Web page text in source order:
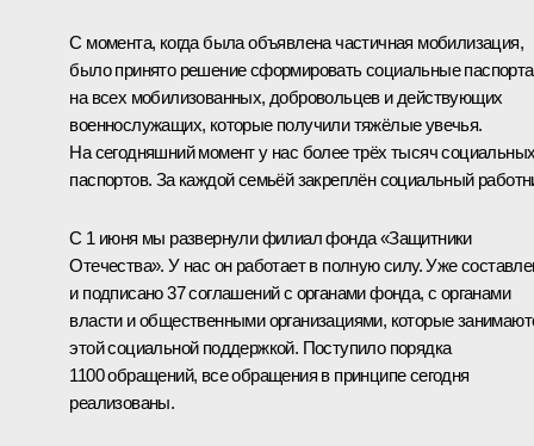
С момента, когда была объявлена частичная мобилизация,
было принято решение сформировать социальные паспорта
на всех мобилизованных, добровольцев и действующих
военнослужащих, которые получили тяжёлые увечья.
На сегодняшний момент у нас более трёх тысяч
паспортов. За каждой семьёй закреплён социальный
С 1 июня мы развернули филиал фонда «Защитники
Отечества». У нас он работает в полную силу. Уже
и подписано 37 соглашений с органами фонда, с органами
власти и общественными организациями, которые
этой социальной поддержкой. Поступило порядка
1100 обращений, все обращения в принципе сегодня
реализованы.